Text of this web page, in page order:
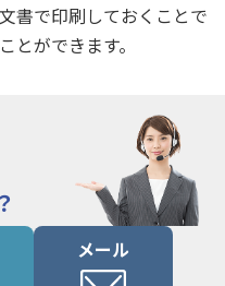
書で印刷しておくことで
とができます。
メール